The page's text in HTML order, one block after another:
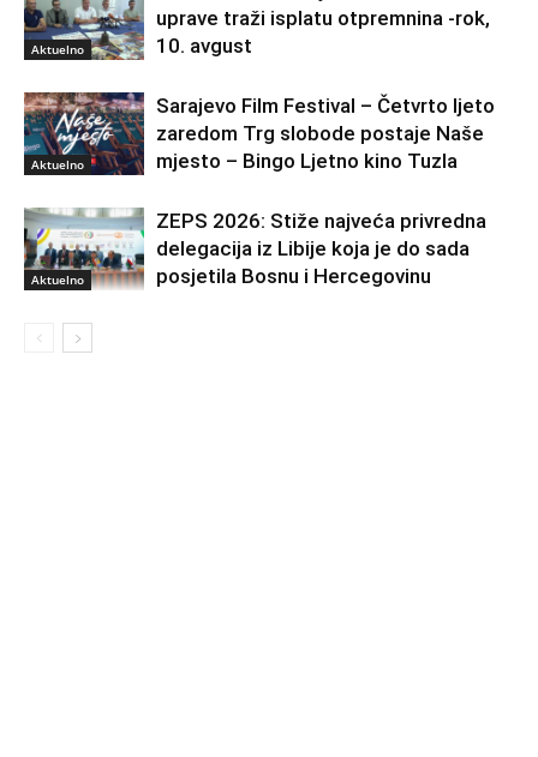
Aktuelno
uprave traži isplatu otpremnina -rok,
10. avgust
Aktuelno
Sarajevo Film Festival – Četvrto ljeto
zaredom Trg slobode postaje Naše
mjesto – Bingo Ljetno kino Tuzla
Aktuelno
ZEPS 2026: Stiže najveća privredna
delegacija iz Libije koja je do sada
posjetila Bosnu i Hercegovinu